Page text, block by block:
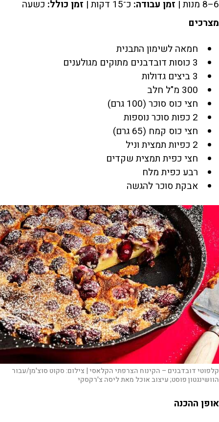
6–8 מנות | זמן עבודה: כ־15 דקות | זמן כולל: כשעה
מצרכים
חמאה לשימון התבנית
3 כוסות דובדבנים מתוקים מגולענים
3 ביצים גדולות
300 מ"ל חלב
חצי כוס סוכר (100 גרם)
2 כפות סוכר נוספות
חצי כוס קמח (65 גרם)
2 כפיות תמצית וניל
חצי כפית תמצית שקדים
רבע כפית מלח
אבקת סוכר להגשה
קלפוטי דובדבנים – הקינוח הצרפתי הקלאסי | צילום:סקוט סוצ'מן/עבור
הוושינגטון פוסט; עיצוב אוכל מאת ליסה צ'רקסקי
אופן ההכנה